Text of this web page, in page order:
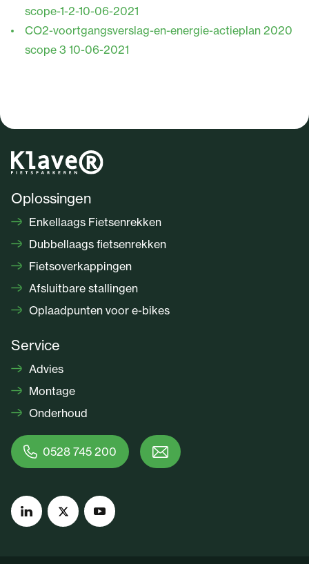
scope-1-2-10-06-2021
CO2-voortgangsverslag-en-energie-actieplan 2020
scope 3 10-06-2021
Oplossingen
Enkellaags Fietsenrekken
Dubbellaags fietsenrekken
Fietsoverkappingen
Afsluitbare stallingen
Oplaadpunten voor e-bikes
Service
Advies
Montage
Onderhoud
0528 745 200